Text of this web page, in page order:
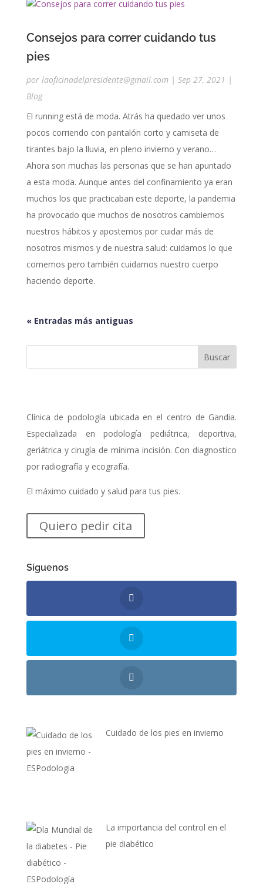
Consejos para correr cuidando tus
pies
por laoficinadelpresidente@gmail.com| Sep 27, 2021 |
Blog
El running está de moda. Atrás ha quedado ver unos
pocos corriendo con pantalón corto y camiseta de
tirantes bajo la lluvia, en pleno invierno y verano…
Ahora son muchas las personas que se han apuntado
a esta moda. Aunque antes del confinamiento ya eran
muchos los que practicaban este deporte, la pandemia
ha provocado que muchos de nosotros cambiemos
nuestros hábitos y apostemos por cuidar más de
nosotros mismos y de nuestra salud: cuidamos lo que
comemos pero también cuidamos nuestro cuerpo
haciendo deporte.
« Entradas más antiguas
Clínica de podología ubicada en el centro de Gandia.
Especializada en podología pediátrica, deportiva,
geriátrica y cirugía de mínima incisión. Con diagnostico
por radiografía y ecografía.
El máximo cuidado y salud para tus pies.
Quiero pedir cita
Síguenos
Cuidado de los pies en invierno
La importancia del control en el
pie diabético